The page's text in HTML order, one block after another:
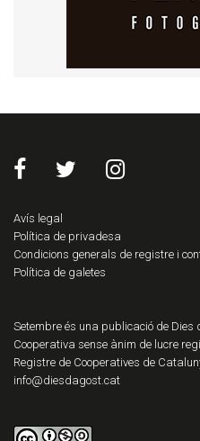
Avís legal
Política de privadesa
Condicions generals de registre i
Política de galetes
Setembre és una publicació de Dies
Cooperativa sense ànim de lucre
Registre de Cooperatives de
info@diesdagost.cat